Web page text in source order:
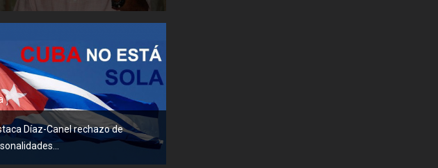
Díaz-Canel rechazo de